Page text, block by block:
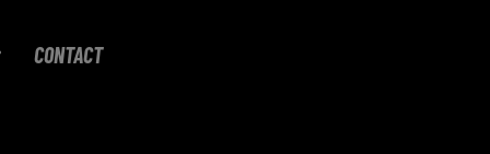
CONTACT